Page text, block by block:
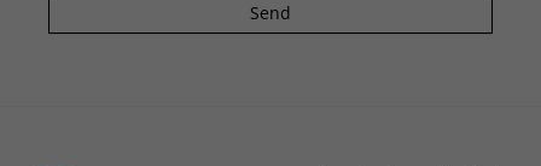
Send